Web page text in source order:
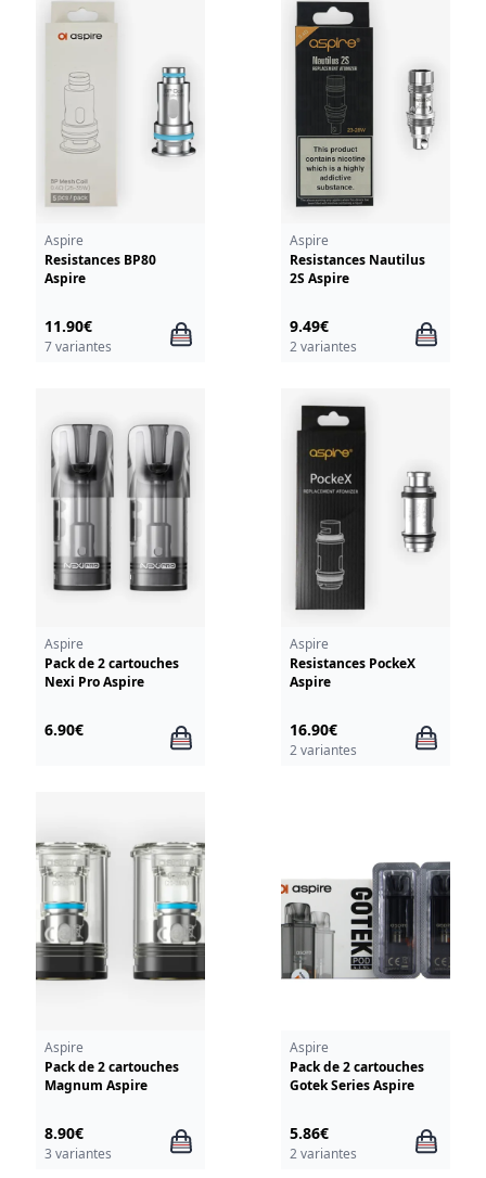
Aspire
Resistances BP80
Aspire
11.90€
7 variantes
Aspire
Resistances Nautilus
2S Aspire
9.49€
2 variantes
Aspire
Pack de 2 cartouches
Nexi Pro Aspire
6.90€
Aspire
Resistances PockeX
Aspire
16.90€
2 variantes
Aspire
Pack de 2 cartouches
Magnum Aspire
8.90€
3 variantes
Aspire
Pack de 2 cartouches
Gotek Series Aspire
5.86€
2 variantes